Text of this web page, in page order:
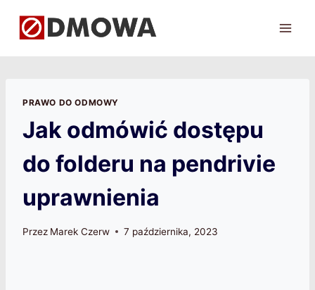
PRAWO DO ODMOWY
Jak odmówić dostępu
do folderu na pendrivie
uprawnienia
Przez Marek Czerw 7 października, 2023